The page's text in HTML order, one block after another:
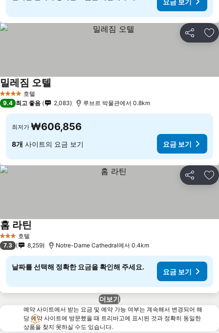
공유 즐
4 성급 호텔
밀레짐 오텔
9.4 최고 좋음 2,083 루브르 박물관에서 0.8km
최저가 ₩606,856
8개 사이트의 요금 보기 요금 보기
공유 즐
3 성급 호텔
홈 라틴
7.3 8,259 Notre-Dame Cathedral에서 0.4km
날짜를 선택해 정확한 요금을 확인해 주세요.
요금 보기
더보기
예약 사이트에서 받는 요금 및 예약 가능 여부는 계속해서 변경되어 해
당 예약 사이트에 방문했을 때 트리바고에 표시된 것과 정확히 동일한
상품을 찾지 못하실 수도 있습니다.